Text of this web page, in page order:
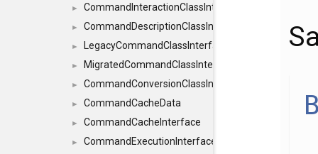
► CommandInteractionClassInterface
► CommandDescriptionClassInterface
► LegacyCommandClassInterface
► MigratedCommandClassInterface
► CommandConversionClassInterface
► CommandCacheData
► CommandCacheInterface
► CommandExecutionInterface